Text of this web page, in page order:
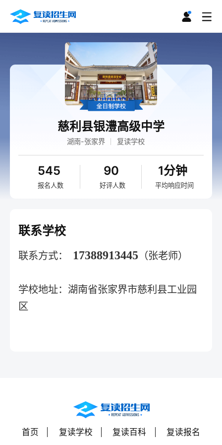
慈利县银澧高级中学
湖南-张家界 复读学校
545
报名人数
90
好评人数
1分钟
平均响应时间
联系学校
联系方式： 17388913445 （张老师）
学校地址： 湖南省张家界市慈利县工业园
区
首页 复读学校 复读百科 复读报名